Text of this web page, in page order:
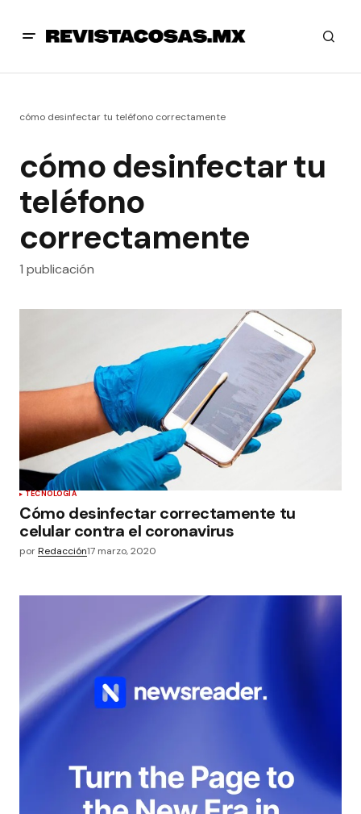
cómo desinfectar tu teléfono correctamente
cómo desinfectar tu
teléfono
correctamente
1 publicación
TECNOLOGÍA
Cómo desinfectar correctamente tu
celular contra el coronavirus
porRedacción17 marzo, 2020